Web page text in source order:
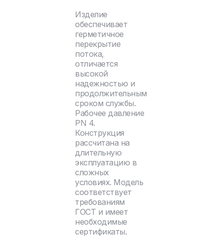
Изделие
обеспечивает
герметичное
перекрытие
потока,
отличается
высокой
надежностью и
продолжительным
сроком службы.
Рабочее давление
PN 4.
Конструкция
рассчитана на
длительную
эксплуатацию в
сложных
условиях. Модель
соответствует
требованиям
ГОСТ и имеет
необходимые
сертификаты.